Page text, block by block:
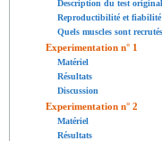
Description du test
Reproductibilité et fiabilité
Quels muscles sont
Experimentation n° 1
Matériel
Résultats
Discussion
Experimentation n° 2
Matériel
Résultats